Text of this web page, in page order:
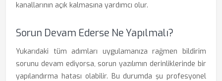
kanallarının açık kalmasına yardımcı olur.
Sorun Devam Ederse Ne Yapılmalı?
Yukarıdaki tüm adımları uygulamanıza rağmen bildirim
sorunu devam ediyorsa, sorun yazılımın derinliklerinde bir
yapılandırma hatası olabilir. Bu durumda şu profesyonel